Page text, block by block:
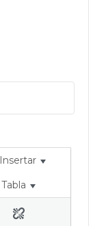
Insertar
Tabla